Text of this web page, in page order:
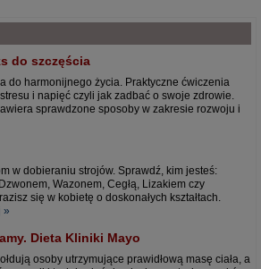
do szczęścia
do harmonijnego życia. Praktyczne ćwiczenia
i napięć czyli jak zadbać o swoje zdrowie.
sprawdzone sposoby w zakresie rozwoju i
w dobieraniu strojów. Sprawdź, kim jesteś:
Wazonem, Cegłą, Lizakiem czy
się w kobietę o doskonałych kształtach.
»
Dieta Kliniki Mayo
osoby utrzymujące prawidłową masę ciała, a